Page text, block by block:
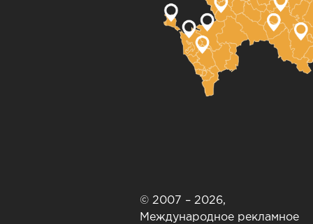
© 2007 – 2026,
Международное рекламное